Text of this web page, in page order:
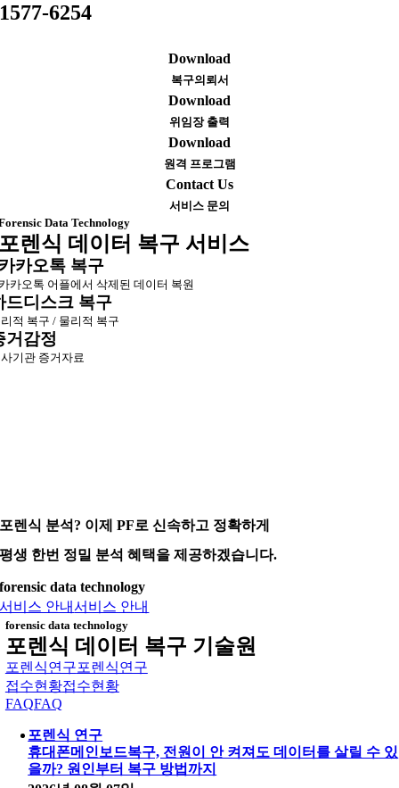
1577-6254
Download
복구의뢰서
Download
위임장 출력
Download
원격 프로그램
Contact Us
서비스 문의
Data Technology
렌식 데이터 복구 서비스
카오톡 복구
카오톡 어플에서 삭제된 데이터 복원
드디스크 복구
적 복구 / 물리적 복구
거감정
기관 증거자료
포렌식 분석? 이제 PF로 신속하고 정확하게
평생 한번 정밀 분석 혜택을 제공하겠습니다.
forensic data technology
서비스 안내서비스 안내
forensic data technology
포렌식 데이터 복구 기술원
포렌식연구포렌식연구
접수현황접수현황
FAQFAQ
포렌식 연구
휴대폰메인보드복구, 전원이 안 켜져도 데이터를 살릴 수 있
을까? 원인부터 복구 방법까지